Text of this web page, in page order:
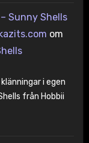
Sunny Shells
om
i egen
från Hobbii